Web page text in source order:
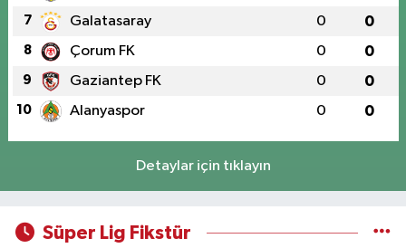
7 Galatasaray 0 0
8 Çorum FK 0 0
9 Gaziantep FK 0 0
10 Alanyaspor 0 0
Detaylar için tıklayın
Süper Lig Fikstür